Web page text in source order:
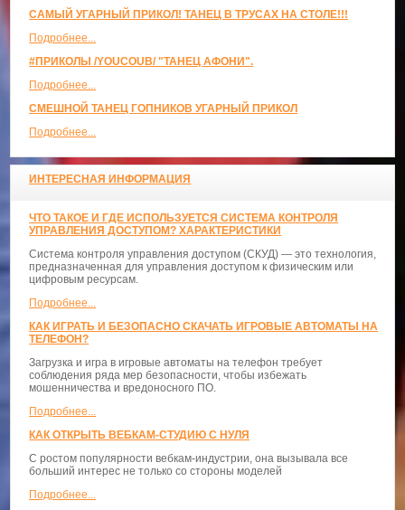
САМЫЙ УГАРНЫЙ ПРИКОЛ! ТАНЕЦ В ТРУСАХ НА СТОЛЕ!!!
Подробнее...
#ПРИКОЛЫ /YOUCOUB/ "ТАНЕЦ АФОНИ".
Подробнее...
СМЕШНОЙ ТАНЕЦ ГОПНИКОВ УГАРНЫЙ ПРИКОЛ
Подробнее...
ИНТЕРЕСНАЯ ИНФОРМАЦИЯ
ЧТО ТАКОЕ И ГДЕ ИСПОЛЬЗУЕТСЯ СИСТЕМА КОНТРОЛЯ
УПРАВЛЕНИЯ ДОСТУПОМ? ХАРАКТЕРИСТИКИ
Система контроля управления доступом (СКУД) — это технология,
предназначенная для управления доступом к физическим или
цифровым ресурсам.
Подробнее...
КАК ИГРАТЬ И БЕЗОПАСНО СКАЧАТЬ ИГРОВЫЕ АВТОМАТЫ НА
ТЕЛЕФОН?
Загрузка и игра в игровые автоматы на телефон требует
соблюдения ряда мер безопасности, чтобы избежать
мошенничества и вредоносного ПО.
Подробнее...
КАК ОТКРЫТЬ ВЕБКАМ-СТУДИЮ С НУЛЯ
С ростом популярности вебкам-индустрии, она вызывала все
больший интерес не только со стороны моделей
Подробнее...